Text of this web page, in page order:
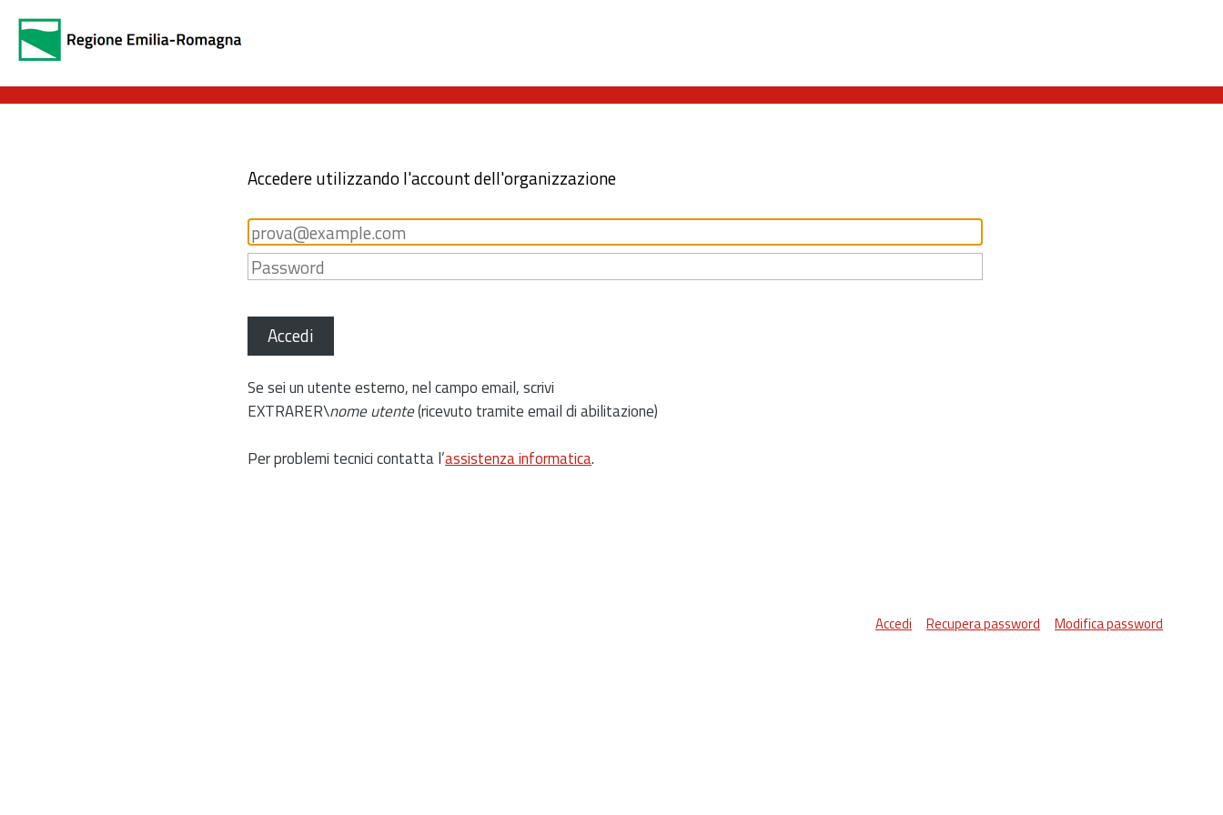
Accedere utilizzando l'account dell'organizzazione
Accedi
Se sei un utente esterno, nel campo email, scrivi
EXTRARER\nome utente(ricevuto tramite email di abilitazione)
Per problemi tecnici contatta l’assistenza informatica.
Accedi Recupera password Modifica password